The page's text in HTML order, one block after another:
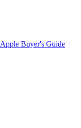
Apple Buyer's Guide